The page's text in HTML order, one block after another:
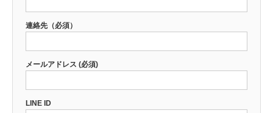
連絡先（必須）
メールアドレス (必須)
LINE ID